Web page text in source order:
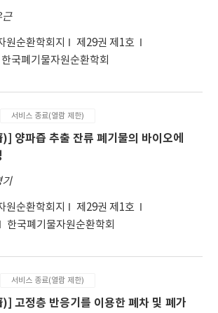
근
원순환학회지
제29권 제1호
한국폐기물자원순환학회
서비스 종료(열람 제한)
양파즙 추출 잔류 폐기물의 바이오에
기
원순환학회지
제29권 제1호
한국폐기물자원순환학회
서비스 종료(열람 제한)
고정층 반응기를 이용한 폐차 및 폐가